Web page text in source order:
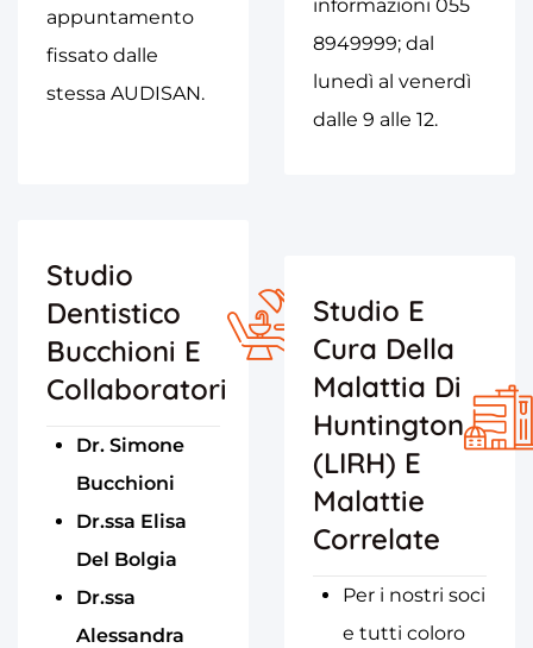
appuntamento
fissato dalle
stessa AUDISAN.
informazioni 055
8949999; dal
lunedì al venerdì
dalle 9 alle 12.
Studio
Dentistico
Bucchioni E
Collaboratori
Dr. Simone
Bucchioni
Dr.ssa Elisa
Del Bolgia
Dr.ssa
Alessandra
Studio E
Cura Della
Malattia Di
Huntington
(LIRH) E
Malattie
Correlate
Per i nostri soci
e tutti coloro